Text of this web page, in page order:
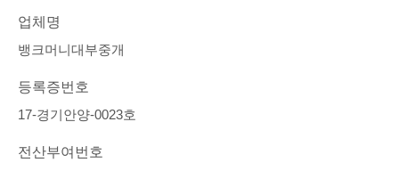
업체명
뱅크머니대부중개
등록증번호
17-경기안양-0023호
전산부여번호